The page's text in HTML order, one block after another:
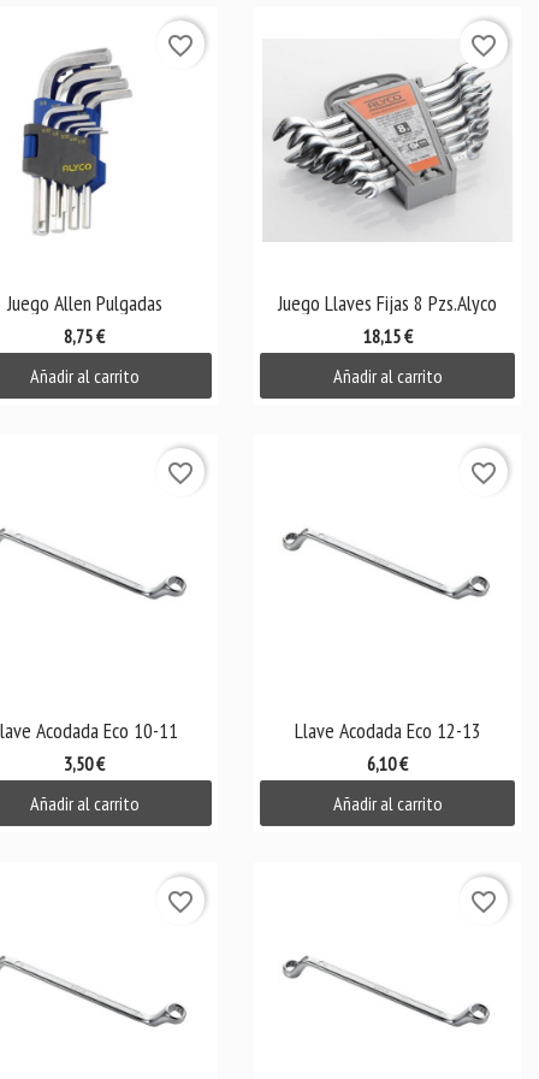
Vista rápida
Juego Allen Pulgadas
8,75 €
Añadir al carrito
favorite_border
Vista rápida
Juego Llaves Fijas 8 Pzs.Alyco
18,15 €
Añadir al carrito
favorite_border
Vista rápida
Acodada Eco 10-11
3,50 €
Añadir al carrito
favorite_border
Vista rápida
Llave Acodada Eco 12-13
6,10 €
Añadir al carrito
favorite_border
favorite_border favorite_border